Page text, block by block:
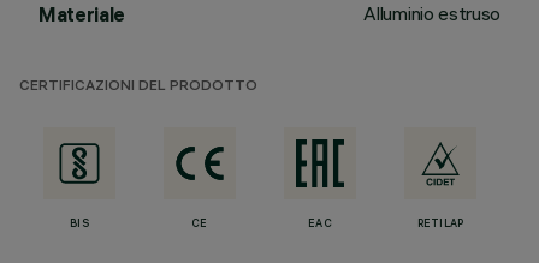
Materiale Alluminio estruso
CERTIFICAZIONI DEL PRODOTTO
BIS CE EAC RETILAP